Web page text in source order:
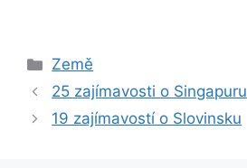
Rubriky
Země
25 zajímavosti o Singapuru
19 zajímavostí o Slovinsku